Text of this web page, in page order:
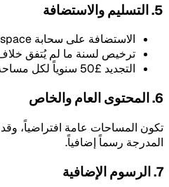
5. التسليم والاستضافة
الاستضافة على سحابة V21 Artspace
ترخيص لسنة ما لم يُتفق
التجديد £50 سنوياً لكل مساحة
6. المحتوى العام والخاص
تكون المساحات عامة افتراضياً، وقد
المدرجة رسماً إضافياً.
7. الرسوم الإضافية